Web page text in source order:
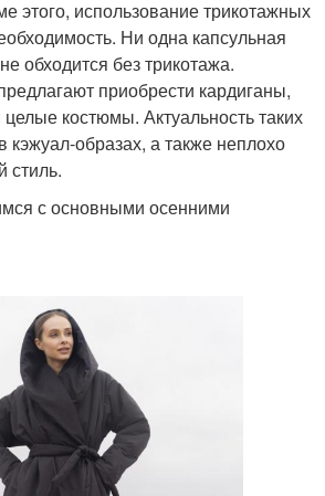
этого, использование трикотажных
Ни одна капсульная
обходится без трикотажа.
приобрести кардиганы,
костюмы. Актуальность таких
образах, а также неплохо
стиль.
с основными осенними